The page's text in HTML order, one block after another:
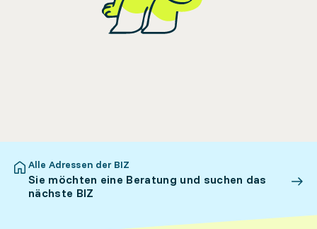
Alle Adressen der BIZ
Sie möchten eine Beratung und suchen das
nächste BIZ